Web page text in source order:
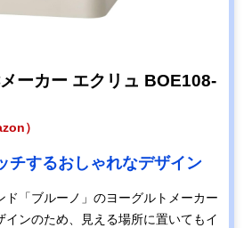
ーカー エクリュ BOE108-
）
チするおしゃれなデザイン
ド「ブルーノ」のヨーグルトメーカー
インのため、見える場所に置いてもイ